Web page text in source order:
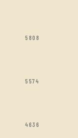
5808
5574
4636